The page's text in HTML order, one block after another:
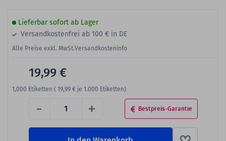
Lieferbar sofort ab Lager
Versandkostenfrei ab 100 € in DE
Alle Preise exkl. MwSt.Versandkosteninfo
- + Bestpreis-Garantie
19,99 €
1,000 Etiketten ( 19,99 € je 1.000 Etiketten)